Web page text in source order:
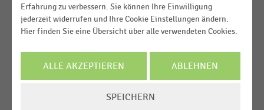
Die Calida Group ist ein weltweit tätiges Wäsche- und
Bekleidungsunternehmen mit Hauptsitz in Sursee, Schweiz. Sie
ist an der SIX Swiss Exchange börsennotiert und umfasst die
Marken Calida, Aubade und Cosabella im Wäschesegment. Im
Erfahrung zu verbessern. Sie können Ihre Einwilligung
jederzeit widerrufen und Ihre Cookie Einstellungen ändern.
Hier finden Sie eine Übersicht über alle verwendeten Cookies.
ALLE AKZEPTIEREN ABLEHNEN
SPEICHERN